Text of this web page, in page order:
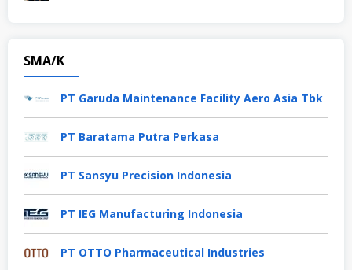
SMA/K
PT Garuda Maintenance Facility Aero Asia Tbk
PT Baratama Putra Perkasa
PT Sansyu Precision Indonesia
PT IEG Manufacturing Indonesia
PT OTTO Pharmaceutical Industries